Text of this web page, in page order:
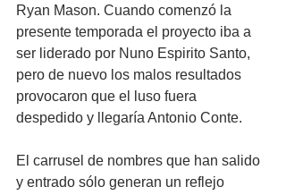
Ryan Mason. Cuando comenzó la
presente temporada el proyecto iba a
ser liderado por Nuno Espirito Santo,
pero de nuevo los malos resultados
provocaron que el luso fuera
despedido y llegaría Antonio Conte.
El carrusel de nombres que han salido
y entrado sólo generan un reflejo